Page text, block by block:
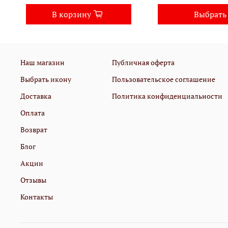
В корзину Выбрать
Наш магазин
Выбрать икону
Доставка
Оплата
Возврат
Блог
Акции
Отзывы
Контакты
Публичная оферта
Пользовательское соглашение
Политика конфиденциальности